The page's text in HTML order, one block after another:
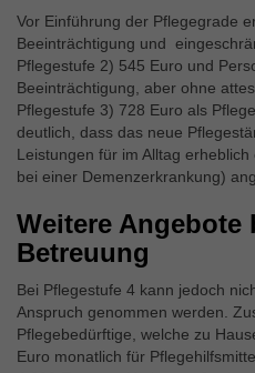
Vor Einführung der Pflegegrade
Beeinträchtigung und
Pflegestufe 2) 545 Euro und
Beeinträchtigung, aber ohne
Pflegestufe 3) 728 Euro als
deutlich, dass das neue
Leistungen für im Alltag
bei einer Demenzerkrankung)
Weitere Angebote
Betreuung
Bei Pflegestufe 4 kann jedoch
Anspruch genommen werden.
Pflegebedürftige, welche zu
Euro monatlich für